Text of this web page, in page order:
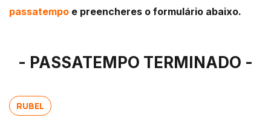
passatempo e preencheres o formulário abaixo.
- PASSATEMPO TERMINADO -
RUBEL